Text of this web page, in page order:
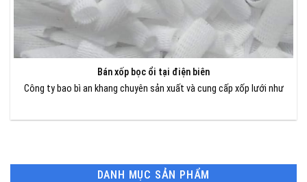
Bán xốp bọc ổi tại điện biên
Công ty bao bì an khang chuyên sản xuất và cung cấp xốp lưới như
DANH MỤC SẢN PHẨM